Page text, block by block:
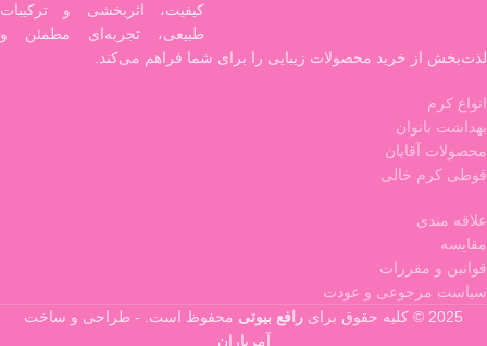
دارای ماده رنگی
ماندگاری و پوشانندگی مناسب
کیفیت، اثربخشی و ترکیبات
طبیعی، تجربه‌ای مطمئن و
لذت‌بخش از خرید محصولات زیبایی را برای شما فراهم می‌کند.
انواع کرم
بهداشت بانوان
محصولات آقایان
قوطی کرم خالی
علاقه مندی
مقایسه
قوانین و مقررات
سیاست مرجوعی و عودت
2025 © کلیه حقوق برای
رافع بیوتی محفوظ است. - طراحی و ساخت
آمریاران